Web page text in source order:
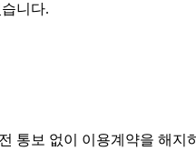
니다.
통보 없이 이용계약을 해지